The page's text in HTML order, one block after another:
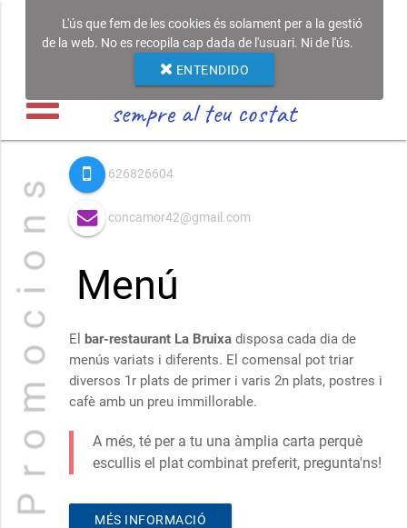
L'ús que fem de les cookies és solament per a la gestió
de la web. No es recopila cap dada de l'usuari. Ni de l'ús.
ENTENDIDO
sempre al teu costat
P r o m o c i o n s
626826604
concamor42@gmail.com
Menú
El bar-restaurant La Bruixa disposa cada dia de
menús variats i diferents. El comensal pot triar
diversos 1r plats de primer i varis 2n plats, postres i
cafè amb un preu immillorable.
A més, té per a tu una àmplia carta perquè
escullis el plat combinat preferit, pregunta'ns!
MÉS INFORMACIÓ